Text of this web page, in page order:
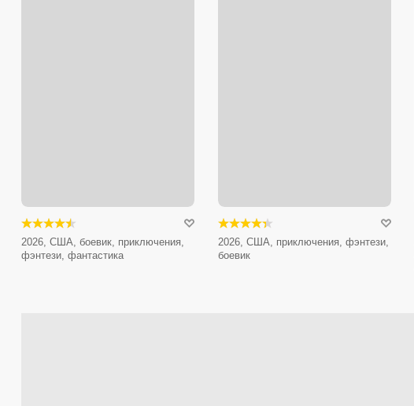
2026, США, боевик, приключения,
фэнтези, фантастика
2026, США, приключения, фэнтези,
боевик